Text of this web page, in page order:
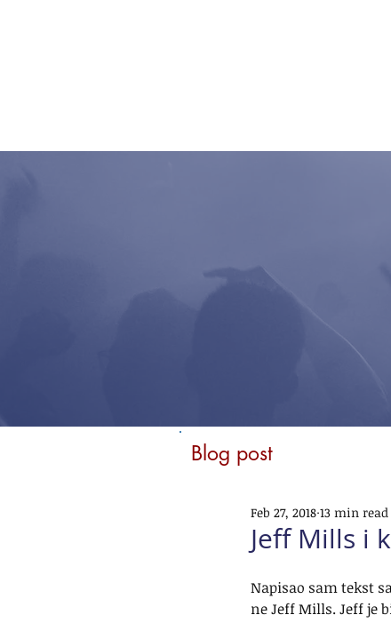
Blog post
Jeff Mills i
Feb 27, 2018 13 min read
Napisao sam tekst
ne Jeff Mills. Jeff je